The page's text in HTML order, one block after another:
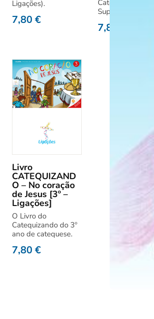
Ligações).
7,80€
Catequizando +
Suplemento
7,80
Livro
CATEQUIZAND
O – No coração
de Jesus [3º –
Ligações]
O Livro do
Catequizando do 3º
ano de catequese.
7,80€